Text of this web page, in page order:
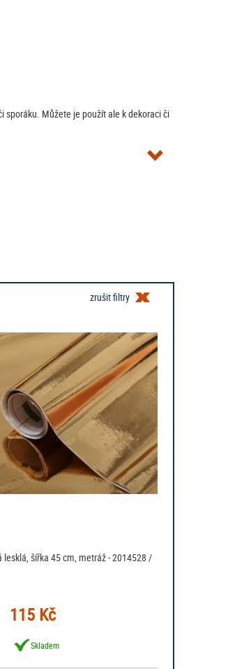
sporáku. Můžete je použít ale k dekoraci či
zrušit filtry
šířka 45 cm, metráž - 2014528 /
115 Kč
Skladem